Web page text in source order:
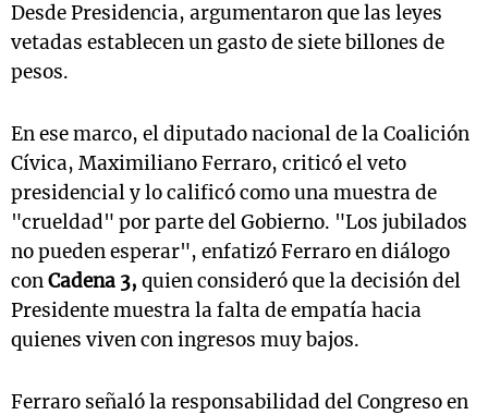
Desde Presidencia, argumentaron que las leyes
vetadas establecen un gasto de siete billones de
pesos.
En ese marco, el diputado nacional de la Coalición
Cívica, Maximiliano Ferraro, criticó el veto
presidencial y lo calificó como una muestra de
"crueldad" por parte del Gobierno. "Los jubilados
no pueden esperar", enfatizó Ferraro en diálogo
conCadena 3, quien consideró que la decisión del
Presidente muestra la falta de empatía hacia
quienes viven con ingresos muy bajos.
Ferraro señaló la responsabilidad del Congreso en